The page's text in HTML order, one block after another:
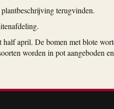
terugvinden.
april. De bomen met blote
worden in pot aangeboden